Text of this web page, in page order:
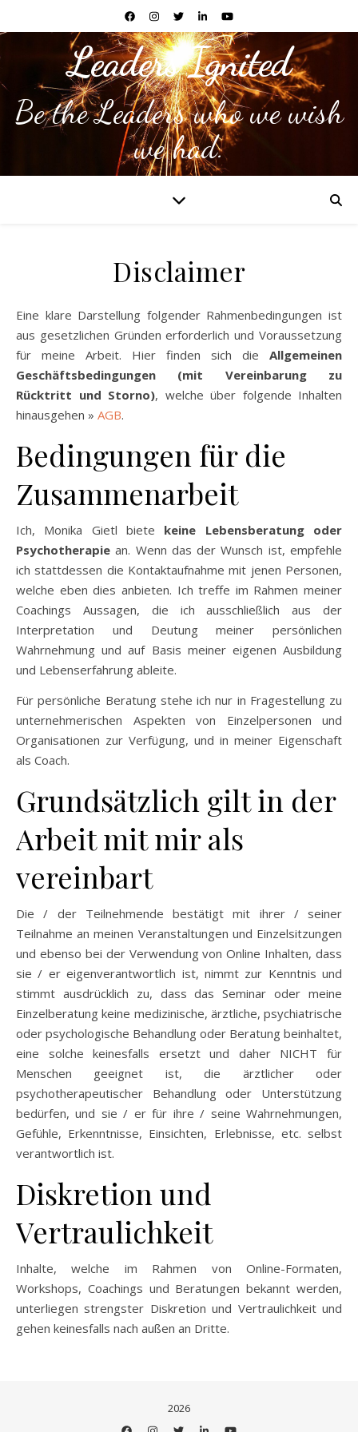
Leaders Ignited
Be the Leaders who we wish
we had.
Disclaimer
Eine klare Darstellung folgender Rahmenbedingungen ist
aus gesetzlichen Gründen erforderlich und Voraussetzung
für meine Arbeit. Hier finden sich die Allgemeinen
Geschäftsbedingungen (mit Vereinbarung zu
Rücktritt und Storno), welche über folgende Inhalten
hinausgehen » AGB.
Bedingungen für die
Zusammenarbeit
Ich, Monika Gietl biete keine Lebensberatung oder
Psychotherapie an. Wenn das der Wunsch ist, empfehle
ich stattdessen die Kontaktaufnahme mit jenen Personen,
welche eben dies anbieten. Ich treffe im Rahmen meiner
Coachings Aussagen, die ich ausschließlich aus der
Interpretation und Deutung meiner persönlichen
Wahrnehmung und auf Basis meiner eigenen Ausbildung
und Lebenserfahrung ableite.
Für persönliche Beratung stehe ich nur in Fragestellung zu
unternehmerischen Aspekten von Einzelpersonen und
Organisationen zur Verfügung, und in meiner Eigenschaft
als Coach.
Grundsätzlich gilt in der
Arbeit mit mir als
vereinbart
Die / der Teilnehmende bestätigt mit ihrer / seiner
Teilnahme an meinen Veranstaltungen und Einzelsitzungen
und ebenso bei der Verwendung von Online Inhalten, dass
sie / er eigenverantwortlich ist, nimmt zur Kenntnis und
stimmt ausdrücklich zu, dass das Seminar oder meine
Einzelberatung keine medizinische, ärztliche, psychiatrische
oder psychologische Behandlung oder Beratung beinhaltet,
eine solche keinesfalls ersetzt und daher NICHT für
Menschen geeignet ist, die ärztlicher oder
psychotherapeutischer Behandlung oder Unterstützung
bedürfen, und sie / er für ihre / seine Wahrnehmungen,
Gefühle, Erkenntnisse, Einsichten, Erlebnisse, etc. selbst
verantwortlich ist.
Diskretion und
Vertraulichkeit
Inhalte, welche im Rahmen von Online-Formaten,
Workshops, Coachings und Beratungen bekannt werden,
unterliegen strengster Diskretion und Vertraulichkeit und
gehen keinesfalls nach außen an Dritte.
2026